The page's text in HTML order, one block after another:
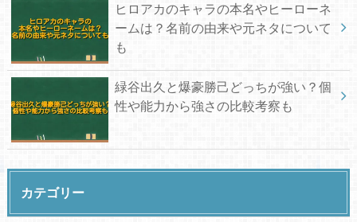
ヒロアカのキャラの本名やヒーローネ
ームは？名前の由来や元ネタについて
も
緑谷出久と爆豪勝己どっちが強い？個
性や能力から強さの比較考察も
カテゴリー